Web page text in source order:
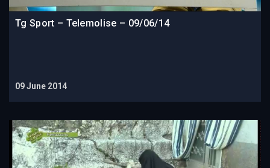
Tg Sport – Telemolise – 09/06/14
09 June 2014